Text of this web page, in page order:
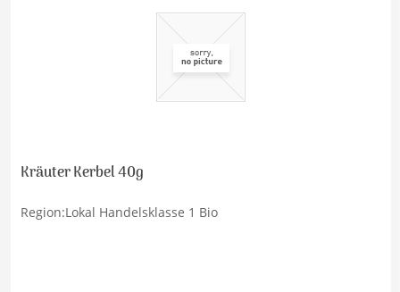
Kräuter Kerbel 40g
Region:Lokal Handelsklasse 1 Bio